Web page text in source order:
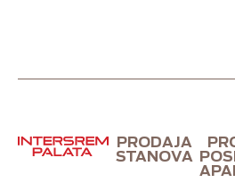
PRODAJA
STANOVA